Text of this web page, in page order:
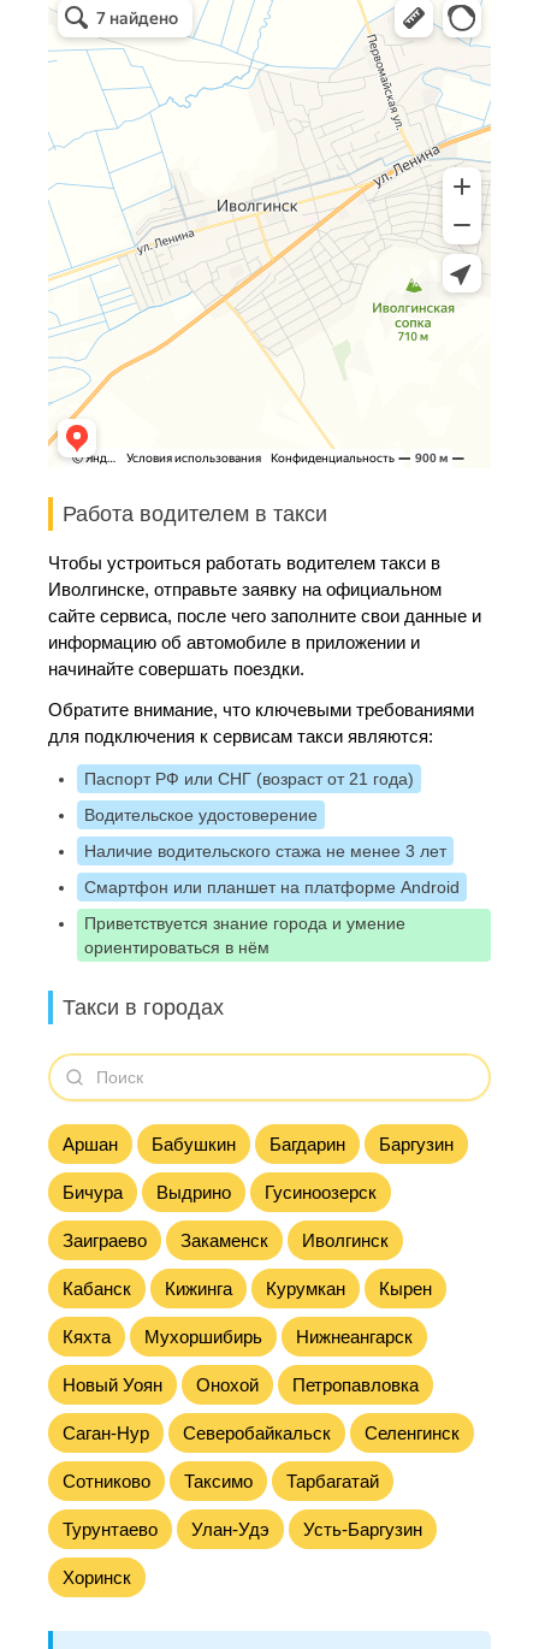
Работа водителем в такси
Чтобы устроиться работать водителем такси в
Иволгинске, отправьте заявку на официальном
сайте сервиса, после чего заполните свои данные и
информацию об автомобиле в приложении и
начинайте совершать поездки.
Обратите внимание, что ключевыми требованиями
для подключения к сервисам такси являются:
Паспорт РФ или СНГ (возраст от 21 года)
Водительское удостоверение
Наличие водительского стажа не менее 3 лет
Смартфон или планшет на платформе Android
Приветствуется знание города и умение
ориентироваться в нём
Такси в городах
Аршан Бабушкин Багдарин Баргузин
Бичура Выдрино Гусиноозерск
Заиграево Закаменск Иволгинск
Кабанск Кижинга Курумкан Кырен
Кяхта Мухоршибирь Нижнеангарск
Новый Уоян Онохой Петропавловка
Саган-Нур Северобайкальск Селенгинск
Сотниково Таксимо Тарбагатай
Турунтаево Улан-Удэ Усть-Баргузин
Хоринск